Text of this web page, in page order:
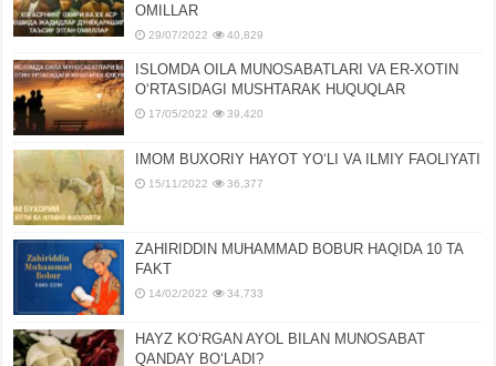
OMILLAR
29/07/2022 40,829
ISLOMDA OILA MUNOSABATLARI VA ER-XOTIN
OʻRTASIDAGI MUSHTARAK HUQUQLAR
17/05/2022 39,420
IMOM BUXORIY HAYOT YOʻLI VA ILMIY FAOLIYATI
15/11/2022 36,377
ZAHIRIDDIN MUHAMMAD BOBUR HAQIDA 10 TA
FAKT
14/02/2022 34,733
HAYZ KOʻRGAN AYOL BILAN MUNOSABAT
QANDAY BOʻLADI?